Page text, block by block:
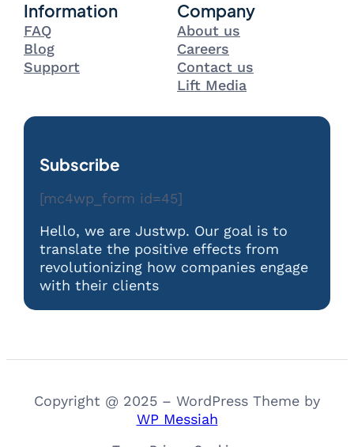
Information
FAQ
Blog
Support
Company
About us
Careers
Contact us
Lift Media
Subscribe
[mc4wp_form id=45]
Hello, we are Justwp. Our goal is to
translate the positive effects from
revolutionizing how companies engage
with their clients
Copyright @ 2025 – WordPress Theme by
WP Messiah